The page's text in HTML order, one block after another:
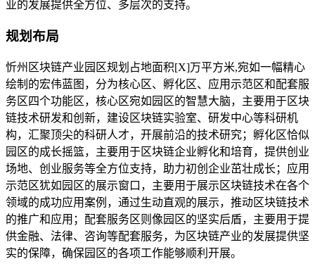
业的发展提供全方位、多层次的支持。
规划布局
忻州区块链产业园区规划占地面积[X]万平方米,宛如一幅精心
绘制的宏伟蓝图，分为核心区、孵化区、应用示范区和配套服
务区四个功能区，核心区宛如园区的智慧大脑，主要用于区块
链技术研发和创新，建设区块链实验室、研发中心等科研机
构，汇聚顶尖的科研人才，开展前沿的技术研究；孵化区恰似
园区的成长摇篮，主要用于区块链企业孵化和培育，提供创业
场地、创业服务等全方位支持，助力初创企业茁壮成长；应用
示范区犹如园区的展示窗口，主要用于展示区块链技术在各个
领域的成功应用案例，通过生动直观的展示，推动区块链技术
的推广和应用；配套服务区则像园区的坚实后盾，主要用于提
供金融、法律、咨询等配套服务，为区块链产业的发展提供坚
实的保障，确保园区的各项工作能够顺利开展。